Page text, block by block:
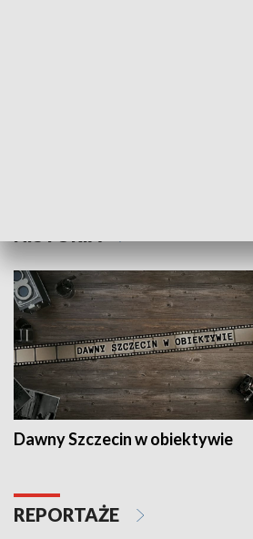
Dawny Szczecin w obiektywie
REPORTAŻE